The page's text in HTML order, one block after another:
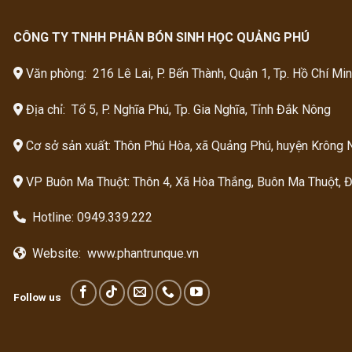
CÔNG TY TNHH PHÂN BÓN SINH HỌC QUẢNG PHÚ
Văn phòng: 216 Lê Lai, P. Bến Thành, Quận 1, Tp. Hồ Chí
Địa chỉ: Tổ 5, P. Nghĩa Phú, Tp. Gia Nghĩa, Tỉnh Đắk Nông
Cơ sở sản xuất: Thôn Phú Hòa, xã Quảng Phú, huyện Krông
VP Buôn Ma Thuột: Thôn 4, Xã Hòa Thắng, Buôn Ma Thuột,
Hotline: 0949.339.222
Website: www.phantrunque.vn
Follow us